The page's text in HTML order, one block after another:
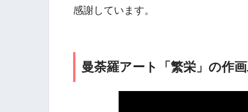
感謝しています。
曼荼羅アート「繁栄」の作